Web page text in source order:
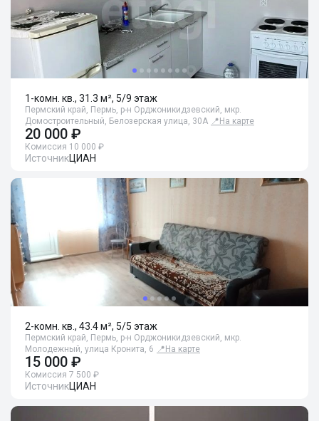
1-комн. кв., 31.3 м², 5/9 этаж
Пермский край, Пермь, р-н Орджоникидзевский, мкр.
Домостроительный, Белозерская улица, 30А 📍 На карте
20 000 ₽
Комиссия 10 000 ₽
ИсточникЦИАН
2-комн. кв., 43.4 м², 5/5 этаж
Пермский край, Пермь, р-н Орджоникидзевский, мкр.
Молодежный, улица Кронита, 6 📍 На карте
15 000 ₽
Комиссия 7 500 ₽
ИсточникЦИАН